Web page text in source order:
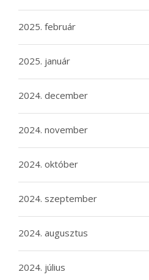
2025. február
2025. január
2024. december
2024. november
2024. október
2024. szeptember
2024. augusztus
2024. július